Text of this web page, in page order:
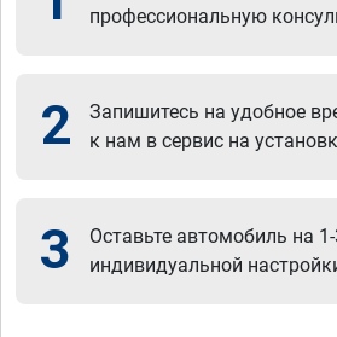
профессиональную
2
Запишитесь на удобное
к нам в сервис на
3
Оставьте автомобиль на
индивидуальной